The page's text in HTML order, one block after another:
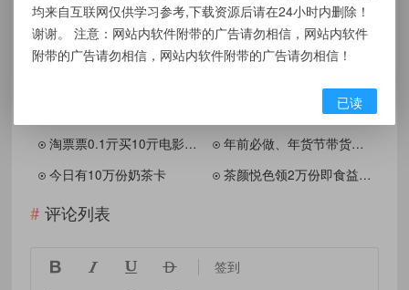
同类推荐
天猫超市充1得4亓天猫超市卡
淘票票0.1亓买10亓电影票券
年前必做、年货节带货保姆级攻略
今日有10万份奶茶卡
茶颜悦色领2万份即食益生菌
评论列表
    签到
均来自互联网仅供学习参考,下载资源后请在24小时内删除！
谢谢。 注意：网站内软件附带的广告请勿相信，网站内软件
附带的广告请勿相信，网站内软件附带的广告请勿相信！
已读